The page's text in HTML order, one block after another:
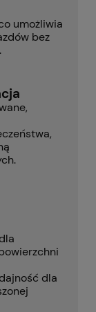
umożliwia
bez
dla